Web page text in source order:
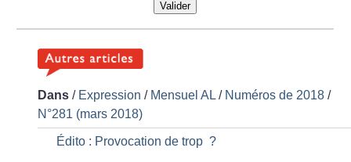
Valider
Dans / Expression / Mensuel AL / Numéros de 2018 /
N°281 (mars 2018)
Édito : Provocation de trop ?